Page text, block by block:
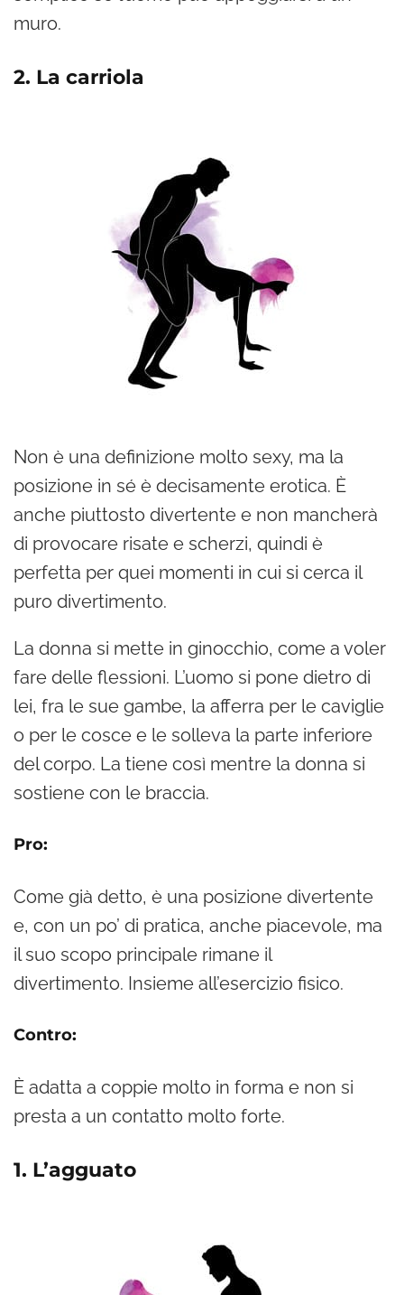
muro.
2. La carriola
Non è una definizione molto sexy, ma la
posizione in sé è decisamente erotica. È
anche piuttosto divertente e non mancherà
di provocare risate e scherzi, quindi è
perfetta per quei momenti in cui si cerca il
puro divertimento.
La donna si mette in ginocchio, come a voler
fare delle flessioni. L’uomo si pone dietro di
lei, fra le sue gambe, la afferra per le caviglie
o per le cosce e le solleva la parte inferiore
del corpo. La tiene così mentre la donna si
sostiene con le braccia.
Pro:
Come già detto, è una posizione divertente
e, con un po’ di pratica, anche piacevole, ma
il suo scopo principale rimane il
divertimento. Insieme all’esercizio fisico.
Contro:
È adatta a coppie molto in forma e non si
presta a un contatto molto forte.
1. L’agguato